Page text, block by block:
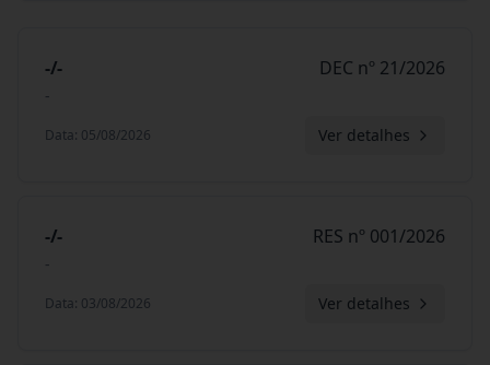
-/-
-
DEC nº 21/2026
Data: 05/08/2026 Ver detalhes
-/-
-
RES nº 001/2026
Data: 03/08/2026 Ver detalhes